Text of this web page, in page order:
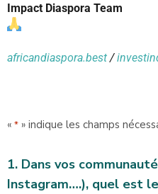
Impact Diaspora Team
africandiaspora.best /
« * » indique les champs
1. Dans vos
Instagram….), quel est